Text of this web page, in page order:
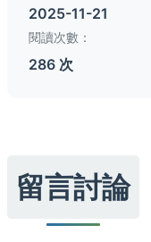
2025-11-21
閱讀次數：
286 次
留言討論